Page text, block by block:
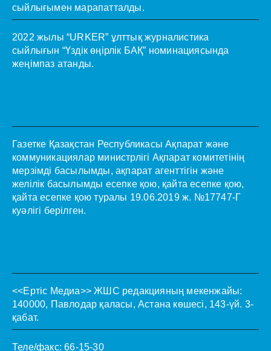
сыйлығымен марапатталды.
2022 жылы “URKER” ұлттық журналистика
сыйлығын “Үздік өңірлік БАҚ” номинациясында
жеңімпаз атанды.
Газетке Қазақстан Республикасы Ақпарат және
коммуникациялар министрлігі Ақпарат комитетінің
мерзімді басылымды, ақпарат агенттігін және
желілік басылымды есепке қою, қайта есепке қою,
қайта есепке қою туралы 19.06.2019 ж. №17747-Г
куәлігі берілген.
<<Ертіс Медиа>> ЖШС редакцияның мекенжайы:
140000, Павлодар қаласы, Астана көшесі, 143-үй. 3-
қабат.
Теле/факс: 66-15-30